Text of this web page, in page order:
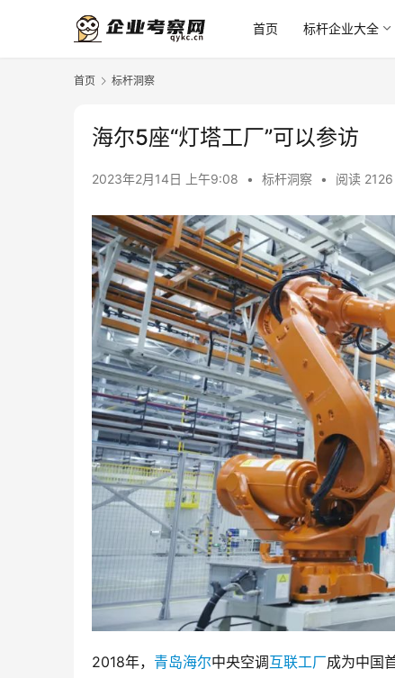
首页 标杆企业大全
首页 标杆洞察
海尔5座“灯塔工厂”可以参访
2023年2月14日 上午9:08 • 标杆洞察 • 阅读 2126
2018年， 青岛海尔中央空调互联工厂成为中国